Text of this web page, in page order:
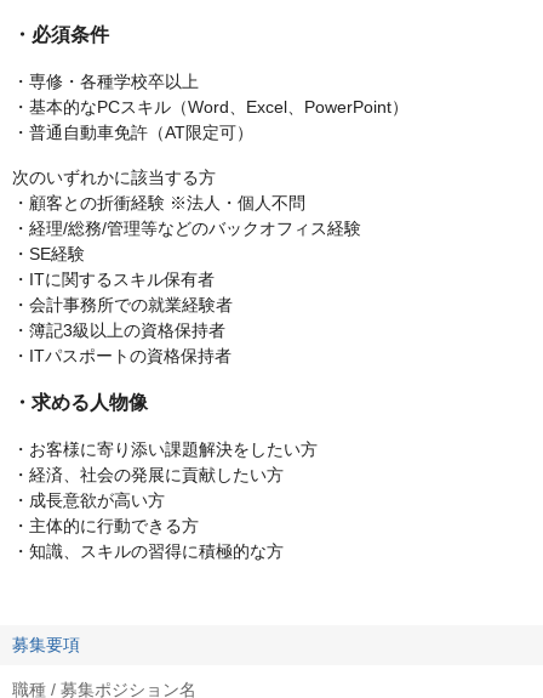
・必須条件
・専修・各種学校卒以上
・基本的なPCスキル（Word、Excel、PowerPoint）
・普通自動車免許（AT限定可）
次のいずれかに該当する方
・顧客との折衝経験 ※法人・個人不問
・経理/総務/管理等などのバックオフィス経験
・SE経験
・ITに関するスキル保有者
・会計事務所での就業経験者
・簿記3級以上の資格保持者
・ITパスポートの資格保持者
・求める人物像
・お客様に寄り添い課題解決をしたい方
・経済、社会の発展に貢献したい方
・成長意欲が高い方
・主体的に行動できる方
・知識、スキルの習得に積極的な方
募集要項
職種 / 募集ポジション名